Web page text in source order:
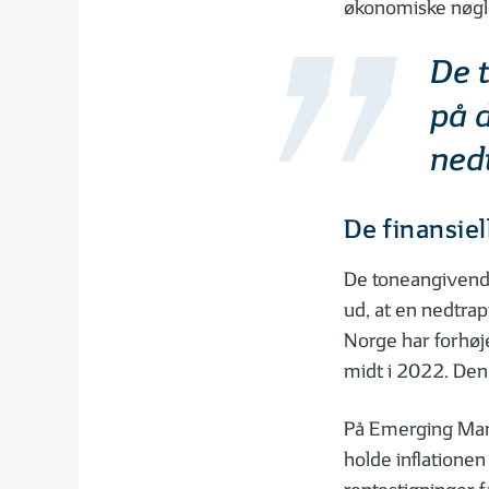
økonomiske
De
på
De
De
ud, at en
Norge har
midt i 2022.
På Emerging
holde